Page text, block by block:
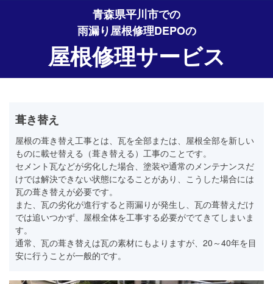
青森県平川市での
雨漏り屋根修理DEPOの
屋根修理サービス
葺き替え
屋根の葺き替え工事とは、瓦を全部または、屋根全部を新しい
ものに載せ替える（葺き替える）工事のことです。
セメント瓦などが劣化した場合、塗装や通常のメンテナンスだ
けでは解決できない状態になることがあり、こうした場合には
瓦の葺き替えが必要です。
また、瓦の劣化が進行すると雨漏りが発生し、瓦の葺替えだけ
では追いつかず、屋根全体を工事する必要がでてきてしまいま
す。
通常、瓦の葺き替えは瓦の素材にもよりますが、20～40年を目
安に行うことが一般的です。